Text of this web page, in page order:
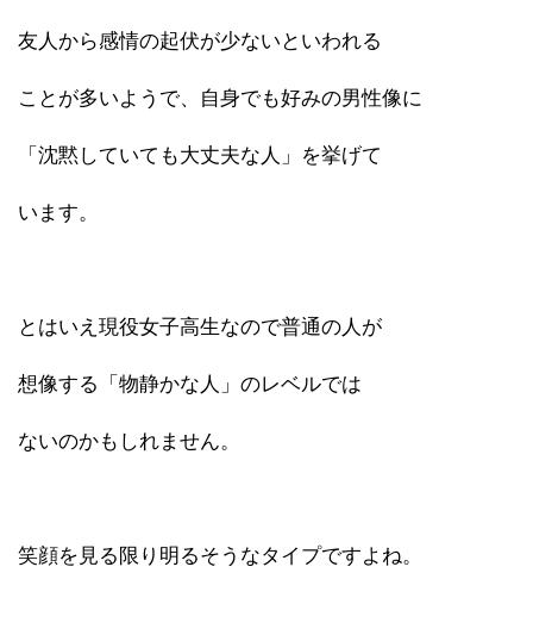
友人から感情の起伏が少ないといわれる
ことが多いようで、自身でも好みの男性像に
「沈黙していても大丈夫な人」を挙げて
います。
とはいえ現役女子高生なので普通の人が
想像する「物静かな人」のレベルでは
ないのかもしれません。
笑顔を見る限り明るそうなタイプですよね。